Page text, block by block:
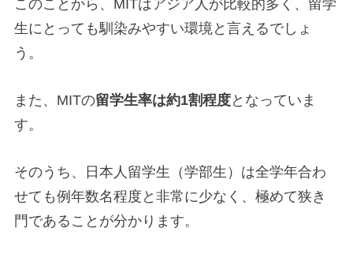
このことから、MITはアジア人が比較的多く、留学
生にとっても馴染みやすい環境と言えるでしょ
う。
また、MITの留学生率は約1割程度となっていま
す。
そのうち、日本人留学生（学部生）は全学年合わ
せても例年数名程度と非常に少なく、極めて狭き
門であることが分かります。